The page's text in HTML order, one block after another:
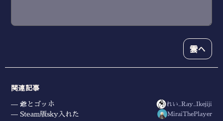
雲へ
関連記事
爺とゴッホ れい_Ray_Ikejiji
Steam版sky入れた MiraiThePlayer